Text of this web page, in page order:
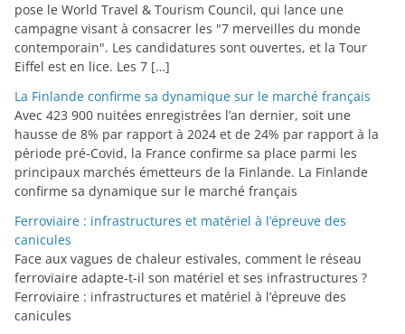
pose le World Travel & Tourism Council, qui lance une
campagne visant à consacrer les "7 merveilles du monde
contemporain". Les candidatures sont ouvertes, et la Tour
Eiffel est en lice. Les 7 […]
La Finlande confirme sa dynamique sur le marché français
Avec 423 900 nuitées enregistrées l’an dernier, soit une
hausse de 8% par rapport à 2024 et de 24% par rapport à la
période pré-Covid, la France confirme sa place parmi les
principaux marchés émetteurs de la Finlande. La Finlande
confirme sa dynamique sur le marché français
Ferroviaire : infrastructures et matériel à l’épreuve des
canicules
Face aux vagues de chaleur estivales, comment le réseau
ferroviaire adapte-t-il son matériel et ses infrastructures ?
Ferroviaire : infrastructures et matériel à l’épreuve des
canicules